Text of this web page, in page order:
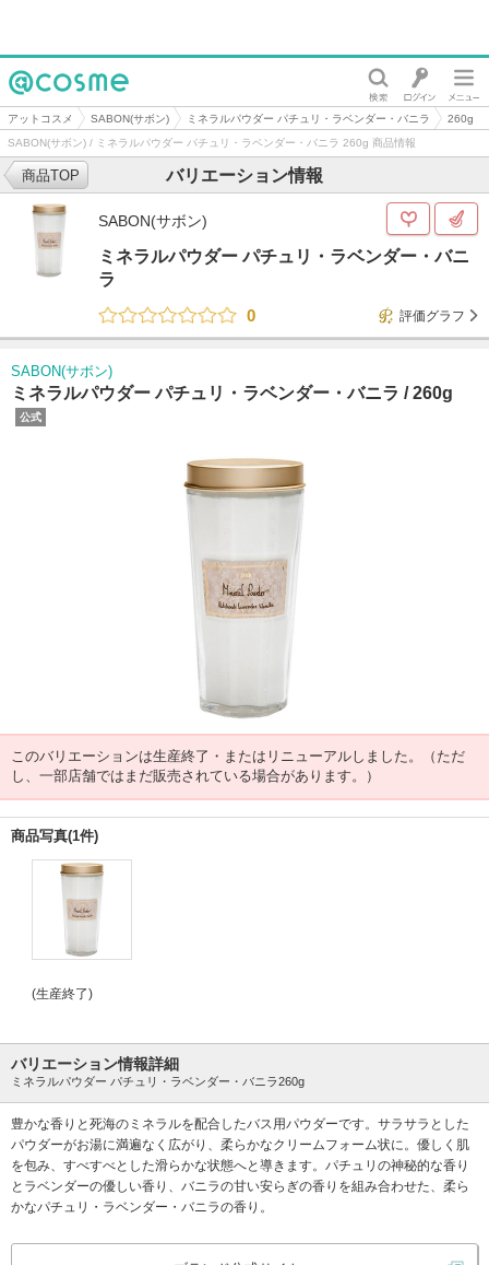
@cosme
アットコスメ SABON(サボン) ミネラルパウダー パチュリ・ラベンダー・バニラ
260g
SABON(サボン) / ミネラルパウダー パチュリ・ラベンダー・バニラ 260g 商品情報
バリエーション情報
商品TOP
SABON(サボン)
ミネラルパウダー パチュリ・ラベンダー・バニ
ラ
0
評価グラフ
SABON(サボン)
ミネラルパウダー パチュリ・ラベンダー・バニラ /260g
公式
このバリエーションは生産終了・またはリニューアルしました。（ただ
し、一部店舗ではまだ販売されている場合があります。）
商品写真(1件)
(生産終了)
バリエーション情報詳細
ミネラルパウダー パチュリ・ラベンダー・バニラ260g
豊かな香りと死海のミネラルを配合したバス用パウダーです。サラサラとした
パウダーがお湯に満遍なく広がり、柔らかなクリームフォーム状に。優しく肌
を包み、すべすべとした滑らかな状態へと導きます。パチュリの神秘的な香り
とラベンダーの優しい香り、バニラの甘い安らぎの香りを組み合わせた、柔ら
かなパチュリ・ラベンダー・バニラの香り。